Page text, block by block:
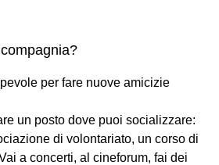
per fare nuove amicizie
un posto dove puoi socializzare:
di volontariato, un corso di
a concerti, al cineforum, fai dei